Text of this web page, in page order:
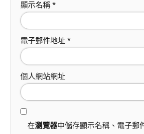
顯示名稱 *
電子郵件地址 *
個人網站網址
在瀏覽器中儲存顯示名稱、電子郵